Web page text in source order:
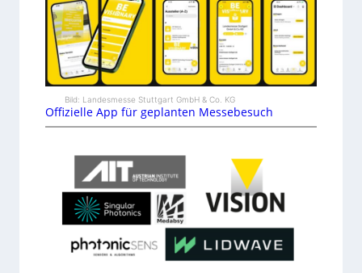
Bild: Landesmesse Stuttgart GmbH & Co. KG
Offizielle App für geplanten Messebesuch